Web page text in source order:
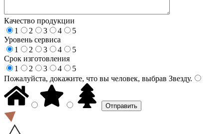
Качество продукции
1
2 3 4
5
Уровень сервиса
1
2 3 4
5
Срок изготовления
1
2 3 4
5
Пожалуйста, докажите, что вы человек, выбрав Звезду.